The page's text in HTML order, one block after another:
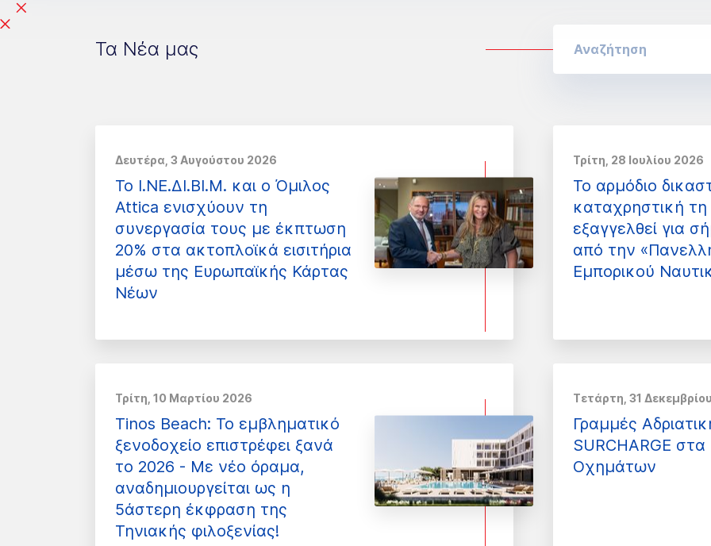
Τα Νέα μας
Δευτέρα, 3 Αυγούστου 2026
Το Ι.ΝΕ.ΔΙ.ΒΙ.Μ. και o Όμιλος
Attica ενισχύουν τη
συνεργασία τους με έκπτωση
20% στα ακτοπλοϊκά εισιτήρια
μέσω της Ευρωπαϊκής Κάρτας
Νέων
Τρίτη, 28 Ιουλίου 2026
Το αρμόδιο
καταχρηστική
εξαγγελθεί για
από την
Εμπορικού
Τρίτη, 10 Μαρτίου 2026
Tinos Beach: Το εμβληματικό
ξενοδοχείο επιστρέφει ξανά
το 2026 - Με νέο όραμα,
αναδημιουργείται ως η
5άστερη έκφραση της
Τηνιακής φιλοξενίας!
Τετάρτη, 31
Γραμμές
SURCHARGE
Οχημάτων